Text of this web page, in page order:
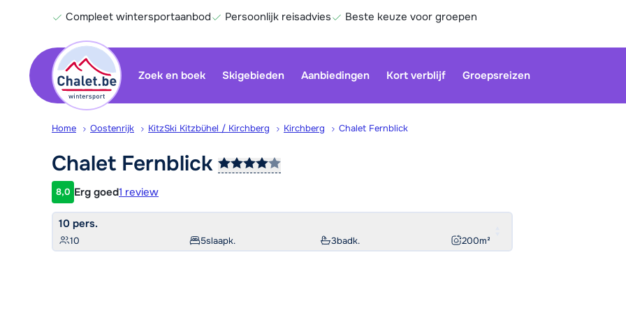
Compleet wintersportaanbod Persoonlijk reisadvies Beste keuze voor groepen
Zoek en boek Skigebieden Aanbiedingen Kort verblijf Groepsreizen
Home Oostenrijk KitzSki Kitzbühel / Kirchberg Kirchberg Chalet Fernblick
Chalet Fernblick
Klantwaardering
8,0 Erg goed1 review
10 pers.
10 5slaapk. 3badk. 200m²